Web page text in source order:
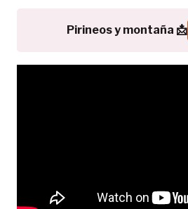
Pirineos y montaña 📩